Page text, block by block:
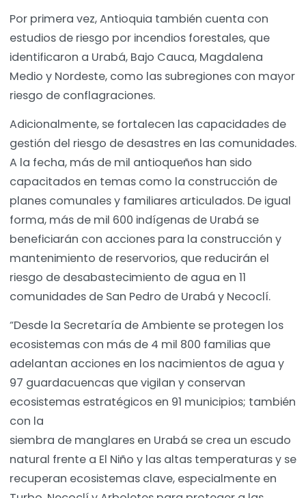
Por primera vez, Antioquia también cuenta con
estudios de riesgo por incendios forestales, que
identificaron a Urabá, Bajo Cauca, Magdalena
Medio y Nordeste, como las subregiones con mayor
riesgo de conflagraciones.
Adicionalmente, se fortalecen las capacidades de
gestión del riesgo de desastres en las comunidades.
A la fecha, más de mil antioqueños han sido
capacitados en temas como la construcción de
planes comunales y familiares articulados. De igual
forma, más de mil 600 indígenas de Urabá se
beneficiarán con acciones para la construcción y
mantenimiento de reservorios, que reducirán el
riesgo de desabastecimiento de agua en 11
comunidades de San Pedro de Urabá y Necoclí.
“Desde la Secretaría de Ambiente se protegen los
ecosistemas con más de 4 mil 800 familias que
adelantan acciones en los nacimientos de agua y
97 guardacuencas que vigilan y conservan
ecosistemas estratégicos en 91 municipios; también
con la
siembra de manglares en Urabá se crea un escudo
natural frente a El Niño y las altas temperaturas y se
recuperan ecosistemas clave, especialmente en